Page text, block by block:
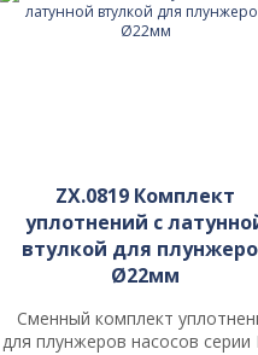
ZX.0819 Комплект
уплотнений c
втулкой для
Ø22мм
Сменный комплект
для плунжеров насосов серии